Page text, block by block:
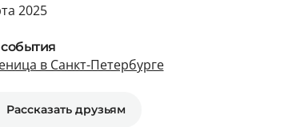
2025
в Санкт-Петербурге
Рассказать друзьям